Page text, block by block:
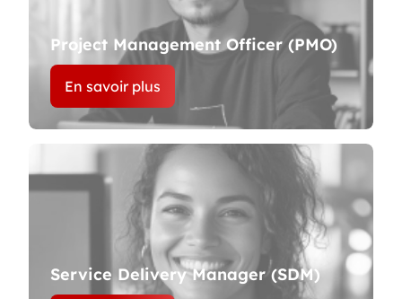
Project Management Officer (PMO)
En savoir plus
Service Delivery Manager (SDM)